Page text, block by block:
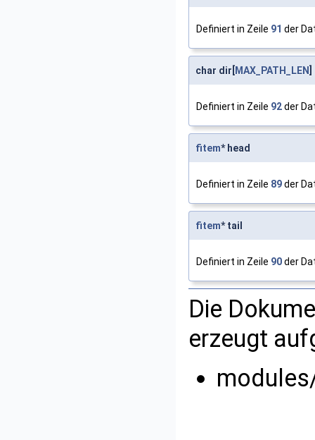
Definiert in Zeile 91 der
char dir[ MAX_PATH_LEN
Definiert in Zeile 92der
fitem* head
Definiert in Zeile 89der
fitem* tail
Definiert in Zeile 90der
Die
erzeugt